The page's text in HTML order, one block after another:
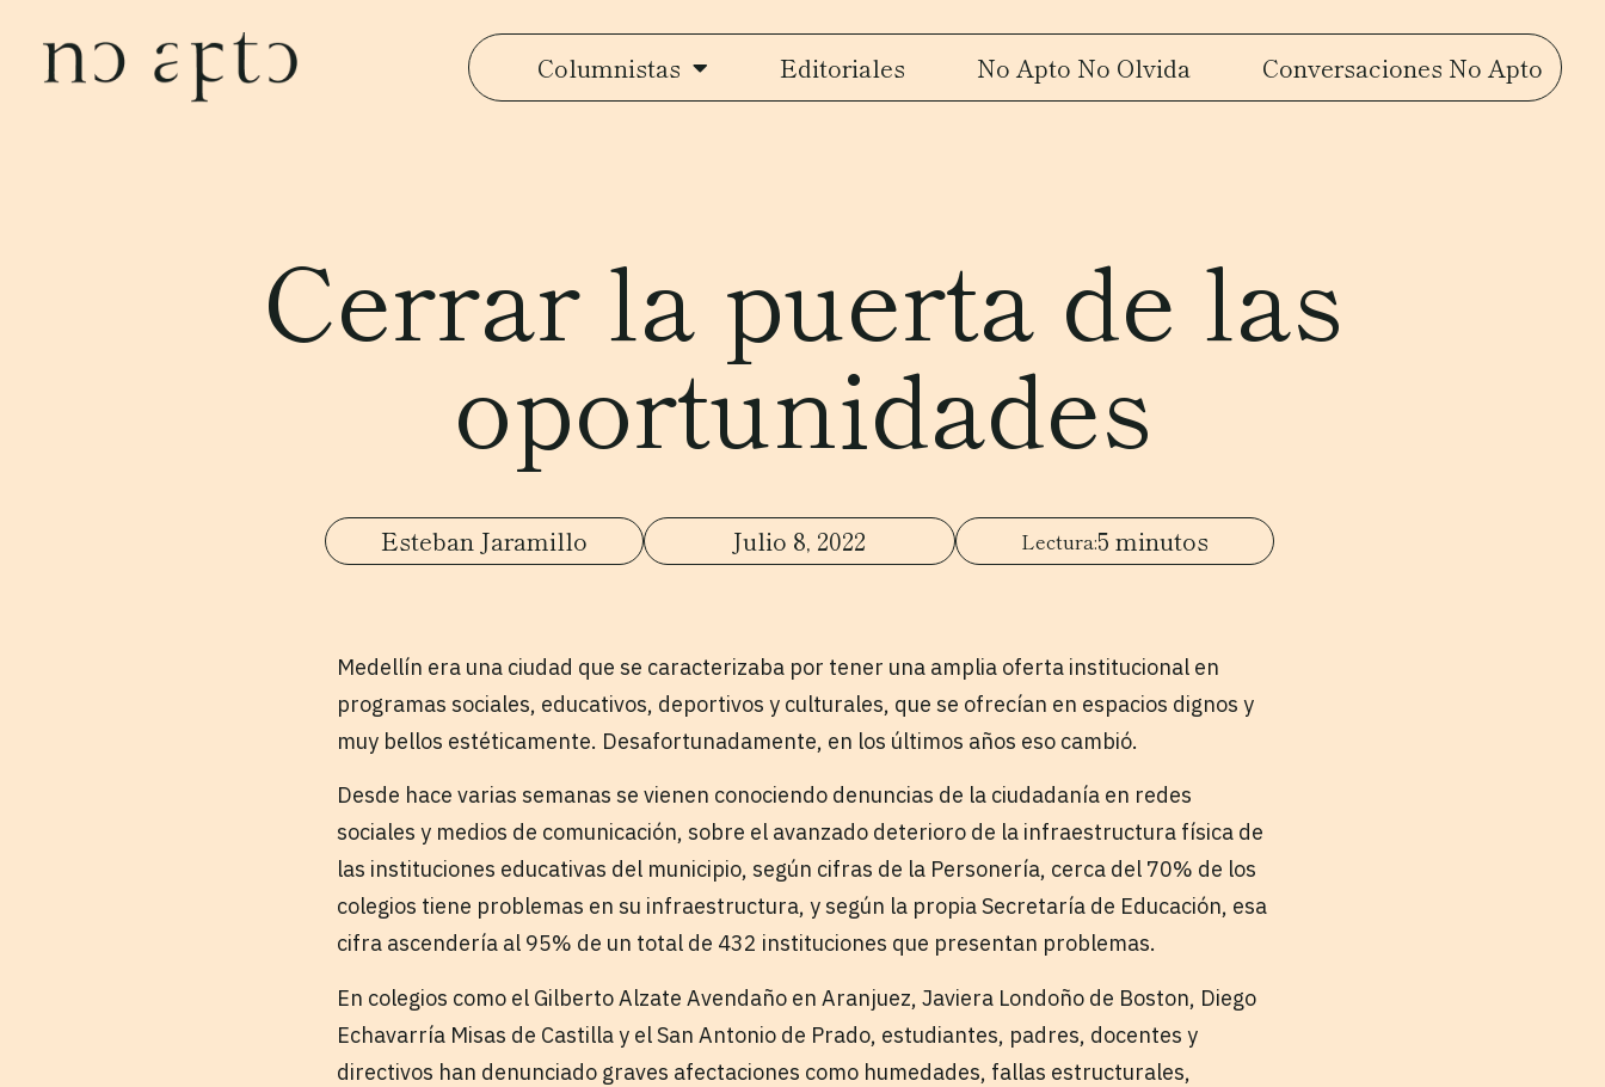
Columnistas Editoriales No Apto No Olvida Conversaciones No Apto
Cerrar la puerta de las
oportunidades
Esteban Jaramillo Julio 8, 2022 5 minutos
Medellín era una ciudad que se caracterizaba por tener una amplia oferta institucional en
programas sociales, educativos, deportivos y culturales, que se ofrecían en espacios dignos y
muy bellos estéticamente. Desafortunadamente, en los últimos años eso cambió.
Desde hace varias semanas se vienen conociendo denuncias de la ciudadanía en redes
sociales y medios de comunicación, sobre el avanzado deterioro de la infraestructura física de
las instituciones educativas del municipio, según cifras de la Personería, cerca del 70% de los
colegios tiene problemas en su infraestructura, y según la propia Secretaría de Educación, esa
cifra ascendería al 95% de un total de 432 instituciones que presentan problemas.
En colegios como el Gilberto Alzate Avendaño en Aranjuez, Javiera Londoño de Boston, Diego
Echavarría Misas de Castilla y el San Antonio de Prado, estudiantes, padres, docentes y
directivos han denunciado graves afectaciones como humedades, fallas estructurales,